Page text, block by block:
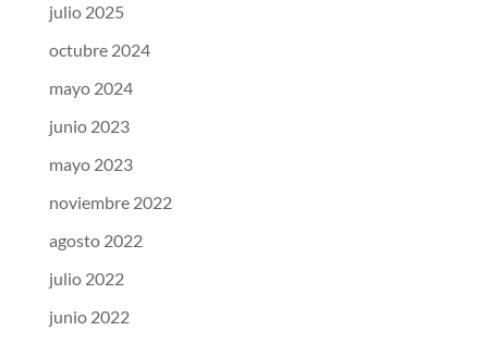
julio 2025
octubre 2024
mayo 2024
junio 2023
mayo 2023
noviembre 2022
agosto 2022
julio 2022
junio 2022